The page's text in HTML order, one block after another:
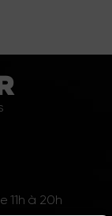
11h à 20h